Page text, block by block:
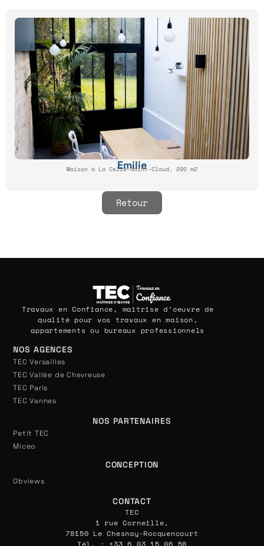
Emilie
Maison à La Celle-Saint-Cloud, 290 m2
Retour
Travaux en Confiance, maîtrise d’oeuvre de
qualité pour vos travaux en maison,
appartements ou bureaux professionnels
NOS AGENCES
TEC Versailles
TEC Vallée de Chevreuse
TEC Paris
TEC Vannes
NOS PARTENAIRES
Petit TEC
Miceo
CONCEPTION
Obviews
CONTACT
TEC
1 rue Corneille,
78150 Le Chesnay-Rocquencourt